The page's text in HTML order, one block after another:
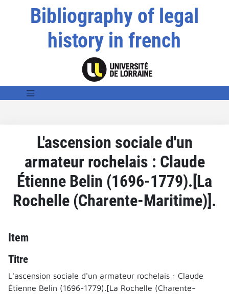
Bibliography of legal
history in french
L'ascension sociale d'un
armateur rochelais : Claude
Étienne Belin (1696-1779).[La
Rochelle (Charente-Maritime)].
Item
Titre
L'ascension sociale d'un armateur rochelais : Claude
Étienne Belin (1696-1779).[La Rochelle (Charente-